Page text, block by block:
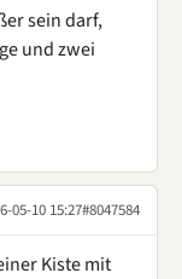
sein darf,
und zwei
05-10 15:27#8047584
Kiste mit